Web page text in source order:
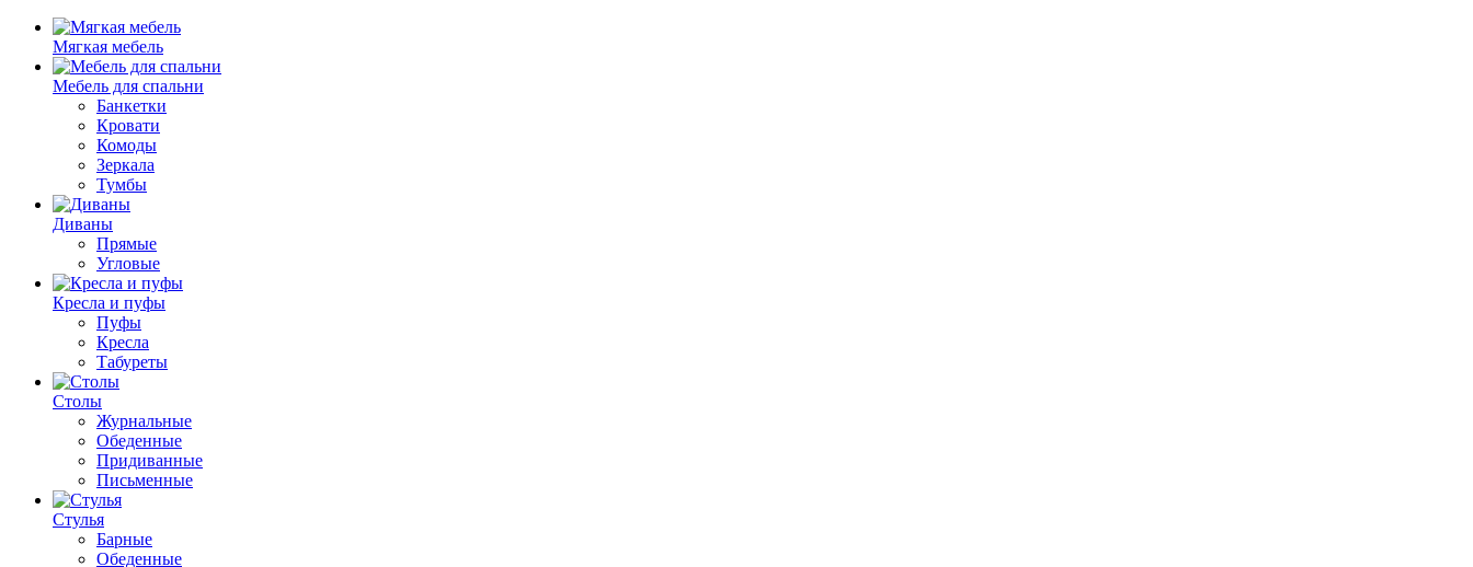
Мягкая мебель
Мебель для спальни
Банкетки
Кровати
Комоды
Зеркала
Тумбы
Диваны
Прямые
Угловые
Кресла и пуфы
Пуфы
Кресла
Табуреты
Столы
Журнальные
Обеденные
Придиванные
Письменные
Стулья
Барные
Обеденные